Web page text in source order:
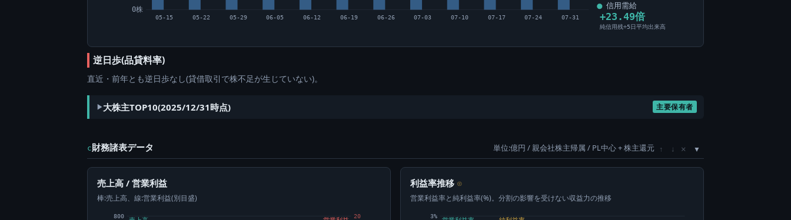
0株
05-15 05-22 05-29 06-05 06-12 06-19 06-26 07-03 07-10 07-17 07-24 07-31
信用需給
+23.49倍
純信用残÷5日平均出来高
逆日歩(品貸料率)
直近・前年とも逆日歩なし(貸借取引で株不足が生じていない)。
大株主TOP10(2025/12/31時点) 主要保有者
c財務諸表データ 単位:億円 / 親会社株主帰属 / PL中心 + 株主還元 ↑ ↓ ×
売上高 / 営業利益
棒:売上高、線:営業利益(別目盛)
800 20
利益率推移 ⊙
営業利益率と純利益率(%)。分割の影響を受けない収益力の推移
3%